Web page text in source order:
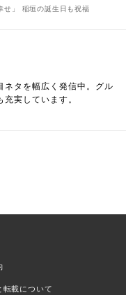
せ」 稲垣の誕生日も祝福
ネタを幅広く発信中。グル
実しています。
転載について